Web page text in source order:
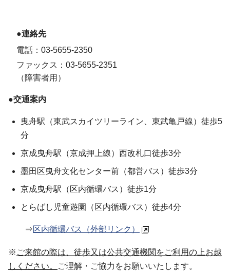
●連絡先
電話：03-5655-2350
ファックス：03-5655-2351
（障害者用）
●交通案内
曳舟駅（東武スカイツリーライン、東武亀戸線）徒歩5
分
京成曳舟駅（京成押上線）西改札口徒歩3分
墨田区曳舟文化センター前（都営バス）徒歩3分
京成曳舟駅（区内循環バス）徒歩1分
とらばし児童遊園（区内循環バス）徒歩4分
⇒区内循環バス（外部リンク）
※ ご来館の際は、徒歩又は公共交通機関をご利用の上お越
しください。
ご理解・ご協力をお願いいたします。